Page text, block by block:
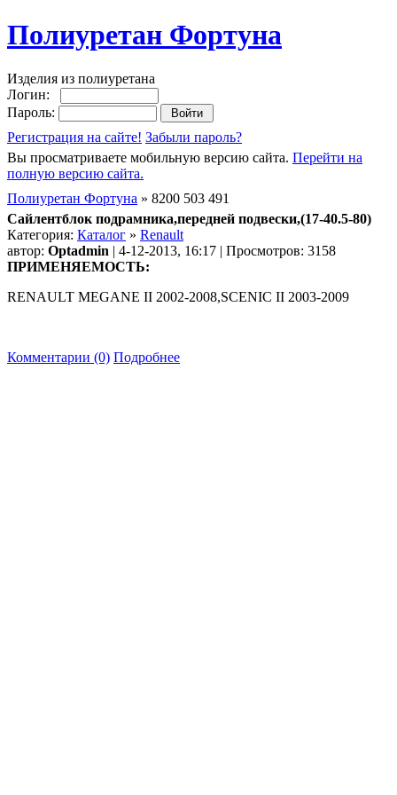
Полиуретан Фортуна
Изделия из полиуретана
Логин:
Пароль:
Регистрация на сайте! Забыли пароль?
Вы просматриваете мобильную версию сайта. Перейти на
полную версию сайта.
Полиуретан Фортуна » 8200 503 491
Сайлентблок подрамника,передней подвески,(17-40.5-80)
Категория: Каталог » Renault
автор: Optadmin | 4-12-2013, 16:17 | Просмотров: 3158
ПРИМЕНЯЕМОСТЬ:
RENAULT MEGANE II 2002-2008,SCENIC II 2003-2009
Комментарии (0) Подробнее